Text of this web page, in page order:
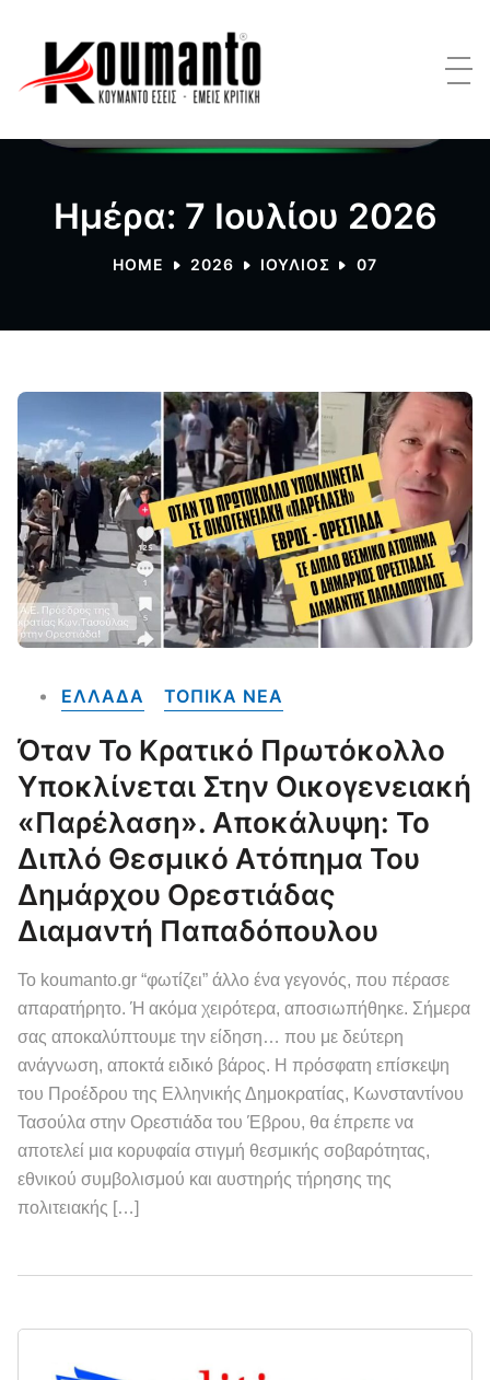
Ημέρα: 7 Ιουλίου 2026
HOME 2026 ΙΟΎΛΙΟΣ 07
ΕΛΛΑΔΑ ΤΟΠΙΚΑ NEA
Όταν Το Κρατικό Πρωτόκολλο
Υποκλίνεται Στην Οικογενειακή
«Παρέλαση». Αποκάλυψη: Το
Διπλό Θεσμικό Ατόπημα Του
Δημάρχου Ορεστιάδας
Διαμαντή Παπαδόπουλου
Το koumanto.gr “φωτίζει” άλλο ένα γεγονός, που πέρασε
απαρατήρητο. Ή ακόμα χειρότερα, αποσιωπήθηκε. Σήμερα
σας αποκαλύπτουμε την είδηση… που με δεύτερη
ανάγνωση, αποκτά ειδικό βάρος. Η πρόσφατη επίσκεψη
του Προέδρου της Ελληνικής Δημοκρατίας, Κωνσταντίνου
Τασούλα στην Ορεστιάδα του Έβρου, θα έπρεπε να
αποτελεί μια κορυφαία στιγμή θεσμικής σοβαρότητας,
εθνικού συμβολισμού και αυστηρής τήρησης της
πολιτειακής […]